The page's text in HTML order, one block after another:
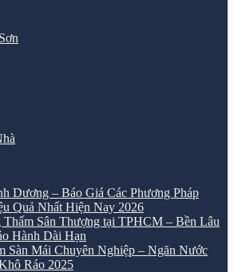
Dương – Báo Giá Các Phương Pháp
Quả Nhất Hiện Nay 2026
Sân Thượng tại TPHCM – Bền Lâu
Hành Dài Hạn
Sàn Mái Chuyên Nghiệp – Ngăn Nước
Ráo 2025